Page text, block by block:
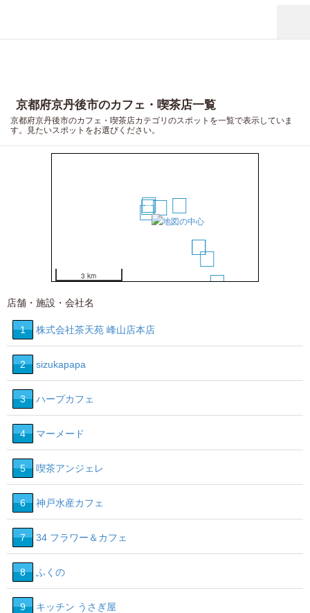
京都府京丹後市のカフェ・喫茶店一覧
京都府京丹後市のカフェ・喫茶店カテゴリのスポットを一覧で表示していま
す。見たいスポットをお選びください。
2
3
4
8
11
3 km
店舗・施設・会社名
1 株式会社茶天苑 峰山店本店
2 sizukapapa
3 ハープカフェ
4 マーメード
5 喫茶アンジェレ
6 神戸水産カフェ
7 34 フラワー＆カフェ
8 ふくの
9 キッチン うさぎ屋